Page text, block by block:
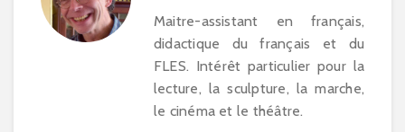
Maitre-assistant en français,
didactique du français et du
FLES. Intérêt particulier pour la
lecture, la sculpture, la marche,
le cinéma et le théâtre.